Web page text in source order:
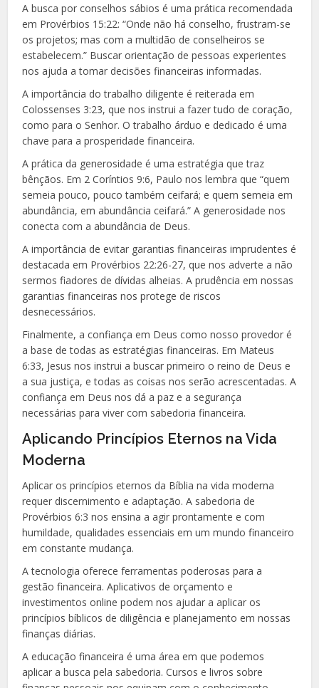
A busca por conselhos sábios é uma prática recomendada
em Provérbios 15:22: “Onde não há conselho, frustram-se
os projetos; mas com a multidão de conselheiros se
estabelecem.” Buscar orientação de pessoas experientes
nos ajuda a tomar decisões financeiras informadas.
A importância do trabalho diligente é reiterada em
Colossenses 3:23, que nos instrui a fazer tudo de coração,
como para o Senhor. O trabalho árduo e dedicado é uma
chave para a prosperidade financeira.
A prática da generosidade é uma estratégia que traz
bênçãos. Em 2 Coríntios 9:6, Paulo nos lembra que “quem
semeia pouco, pouco também ceifará; e quem semeia em
abundância, em abundância ceifará.” A generosidade nos
conecta com a abundância de Deus.
A importância de evitar garantias financeiras imprudentes é
destacada em Provérbios 22:26-27, que nos adverte a não
sermos fiadores de dívidas alheias. A prudência em nossas
garantias financeiras nos protege de riscos
desnecessários.
Finalmente, a confiança em Deus como nosso provedor é
a base de todas as estratégias financeiras. Em Mateus
6:33, Jesus nos instrui a buscar primeiro o reino de Deus e
a sua justiça, e todas as coisas nos serão acrescentadas. A
confiança em Deus nos dá a paz e a segurança
necessárias para viver com sabedoria financeira.
Aplicando Princípios Eternos na Vida
Moderna
Aplicar os princípios eternos da Bíblia na vida moderna
requer discernimento e adaptação. A sabedoria de
Provérbios 6:3 nos ensina a agir prontamente e com
humildade, qualidades essenciais em um mundo financeiro
em constante mudança.
A tecnologia oferece ferramentas poderosas para a
gestão financeira. Aplicativos de orçamento e
investimentos online podem nos ajudar a aplicar os
princípios bíblicos de diligência e planejamento em nossas
finanças diárias.
A educação financeira é uma área em que podemos
aplicar a busca pela sabedoria. Cursos e livros sobre